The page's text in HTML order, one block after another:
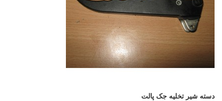
دسته شیر تخلیه جک پالت